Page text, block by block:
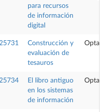
para recursos
de información
digital
Construcción y
evaluación de
tesauros
El libro antiguo
en los sistemas
de información